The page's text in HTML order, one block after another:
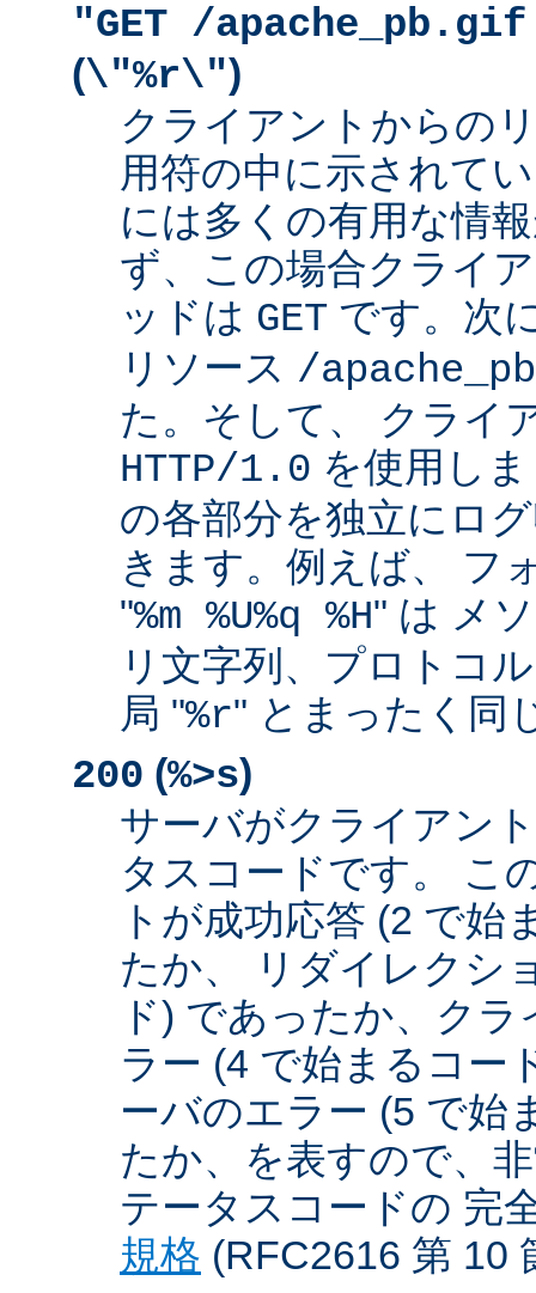
"GET /
(\"%r\")
クライアントからの
用符の中に示されて
には多くの有用な情
ず、この場合クライ
ッドは GET です。次
リソース /
た。そして、 クライ
HTTP/1.0 を使用し
の各部分を独立にロ
きます。例えば、 フ
"%m %U%q %H" は メ
リ文字列、プロトコ
局 "%r" とまったく同
200 (%>s)
サーバがクライアン
タスコードです。 こ
トが成功応答 (2 で始
たか、 リダイレクシ
ド) であったか、ク
ラー (4 で始まるコー
ーバのエラー (5 で始
たか、を表すので、
テータスコードの 完
規格 (RFC2616 第 10